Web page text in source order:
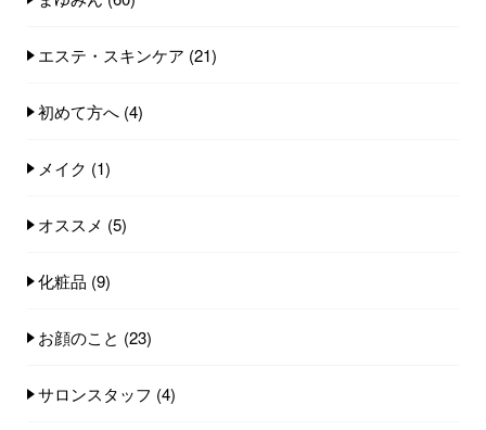
エステ・スキンケア (21)
初めて方へ (4)
メイク (1)
オススメ (5)
化粧品 (9)
お顔のこと (23)
サロンスタッフ (4)